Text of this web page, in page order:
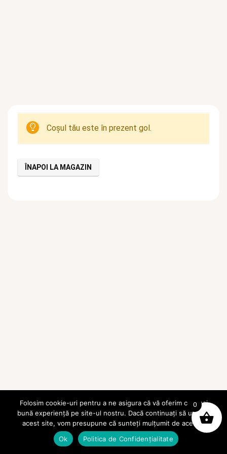
Coșul tău este în prezent gol.
ÎNAPOI LA MAGAZIN
0
Folosim cookie-uri pentru a ne asigura că vă oferim cea mai
bună experiență pe site-ul nostru. Dacă continuați să utilizați
acest site, vom presupune că sunteți mulțumit de acesta.
Ok
Politica de Confidențialitate